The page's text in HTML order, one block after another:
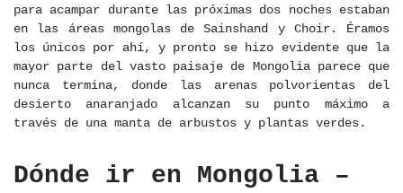
para acampar durante las próximas dos noches estaban
en las áreas mongolas de Sainshand y Choir. Éramos
los únicos por ahí, y pronto se hizo evidente que la
mayor parte del vasto paisaje de Mongolia parece que
nunca termina, donde las arenas polvorientas del
desierto anaranjado alcanzan su punto máximo a
través de una manta de arbustos y plantas verdes.
Dónde ir en Mongolia –